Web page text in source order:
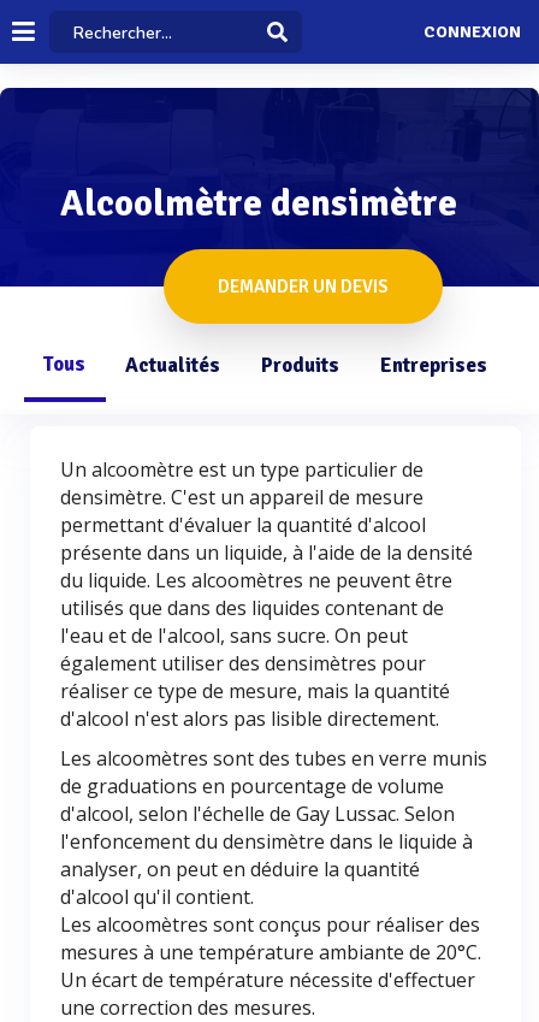
CONNEXION
Alcoolmètre densimètre
DEMANDER UN DEVIS
Tous Actualités Produits Entreprises
Un alcoomètre est un type particulier de
densimètre. C'est un appareil de mesure
permettant d'évaluer la quantité d'alcool
présente dans un liquide, à l'aide de la densité
du liquide. Les alcoomètres ne peuvent être
utilisés que dans des liquides contenant de
l'eau et de l'alcool, sans sucre. On peut
également utiliser des densimètres pour
réaliser ce type de mesure, mais la quantité
d'alcool n'est alors pas lisible directement.
Les alcoomètres sont des tubes en verre munis
de graduations en pourcentage de volume
d'alcool, selon l'échelle de Gay Lussac. Selon
l'enfoncement du densimètre dans le liquide à
analyser, on peut en déduire la quantité
d'alcool qu'il contient.
Les alcoomètres sont conçus pour réaliser des
mesures à une température ambiante de 20°C.
Un écart de température nécessite d'effectuer
une correction des mesures.